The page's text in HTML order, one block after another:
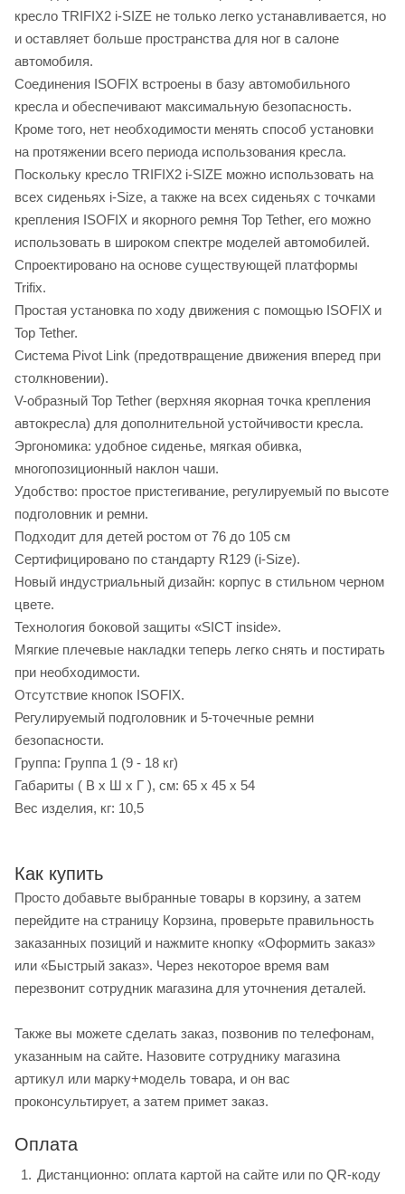
кресло TRIFIX2 i-SIZE не только легко устанавливается, но
и оставляет больше пространства для ног в салоне
автомобиля.
Соединения ISOFIX встроены в базу автомобильного
кресла и обеспечивают максимальную безопасность.
Кроме того, нет необходимости менять способ установки
на протяжении всего периода использования кресла.
Поскольку кресло TRIFIX2 i-SIZE можно использовать на
всех сиденьях i-Size, а также на всех сиденьях с точками
крепления ISOFIX и якорного ремня Top Tether, его можно
использовать в широком спектре моделей автомобилей.
Спроектировано на основе существующей платформы
Trifix.
Простая установка по ходу движения с помощью ISOFIX и
Top Tether.
Система Pivot Link (предотвращение движения вперед при
столкновении).
V-образный Top Tether (верхняя якорная точка крепления
автокресла) для дополнительной устойчивости кресла.
Эргономика: удобное сиденье, мягкая обивка,
многопозиционный наклон чаши.
Удобство: простое пристегивание, регулируемый по высоте
подголовник и ремни.
Подходит для детей ростом от 76 до 105 см
Сертифицировано по стандарту R129 (i-Size).
Новый индустриальный дизайн: корпус в стильном черном
цвете.
Технология боковой защиты «SICT inside».
Мягкие плечевые накладки теперь легко снять и постирать
при необходимости.
Отсутствие кнопок ISOFIX.
Регулируемый подголовник и 5-точечные ремни
безопасности.
Группа: Группа 1 (9 - 18 кг)
Габариты ( В х Ш х Г ), см: 65 x 45 x 54
Вес изделия, кг: 10,5
Как купить
Просто добавьте выбранные товары в корзину, а затем
перейдите на страницу Корзина, проверьте правильность
заказанных позиций и нажмите кнопку «Оформить заказ»
или «Быстрый заказ». Через некоторое время вам
перезвонит сотрудник магазина для уточнения деталей.
Также вы можете сделать заказ, позвонив по телефонам,
указанным на сайте. Назовите сотруднику магазина
артикул или марку+модель товара, и он вас
проконсультирует, а затем примет заказ.
Оплата
Дистанционно: оплата картой на сайте или по QR-коду